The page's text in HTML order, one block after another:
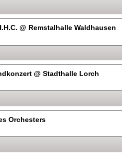
@ Remstalhalle Waldhausen
@ Stadthalle Lorch
Orchesters